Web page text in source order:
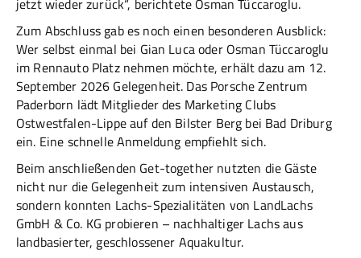
jetzt wieder zurück“, berichtete Osman Tüccaroglu.
Zum Abschluss gab es noch einen besonderen Ausblick:
Wer selbst einmal bei Gian Luca oder Osman Tüccaroglu
im Rennauto Platz nehmen möchte, erhält dazu am 12.
September 2026 Gelegenheit. Das Porsche Zentrum
Paderborn lädt Mitglieder des Marketing Clubs
Ostwestfalen-Lippe auf den Bilster Berg bei Bad Driburg
ein. Eine schnelle Anmeldung empfiehlt sich.
Beim anschließenden Get-together nutzten die Gäste
nicht nur die Gelegenheit zum intensiven Austausch,
sondern konnten Lachs-Spezialitäten von LandLachs
GmbH & Co. KG probieren – nachhaltiger Lachs aus
landbasierter, geschlossener Aquakultur.